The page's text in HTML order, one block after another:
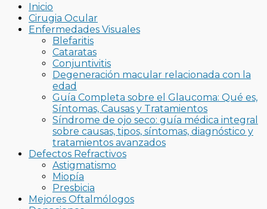
Inicio
Cirugia Ocular
Enfermedades Visuales
Blefaritis
Cataratas
Conjuntivitis
Degeneración macular relacionada con la
edad
Guía Completa sobre el Glaucoma: Qué es,
Síntomas, Causas y Tratamientos
Síndrome de ojo seco: guía médica integral
sobre causas, tipos, síntomas, diagnóstico y
tratamientos avanzados
Defectos Refractivos
Astigmatismo
Miopía
Presbicia
Mejores Oftalmólogos